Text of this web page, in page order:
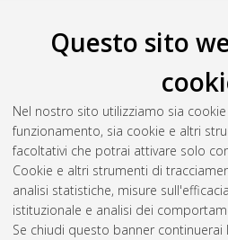
Questo sito
Nel nostro sito utilizziamo sia
funzionamento, sia cookie e altri
facoltativi che potrai attivare solo
Cookie e altri strumenti di
analisi statistiche, misure
istituzionale e analisi dei
Se chiudi questo banner continuerai
Ogni altro diritto sul
Download (3MB)|
Abstract
Altri
Gestione del